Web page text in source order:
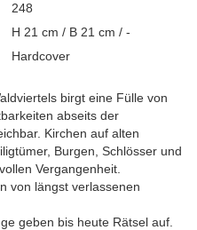
248
H 21 cm / B 21 cm / -
Hardcover
birgt eine Fülle von
abseits der
Kirchen auf alten
Burgen, Schlösser und
Vergangenheit.
von längst verlassenen
geben bis heute Rätsel auf.